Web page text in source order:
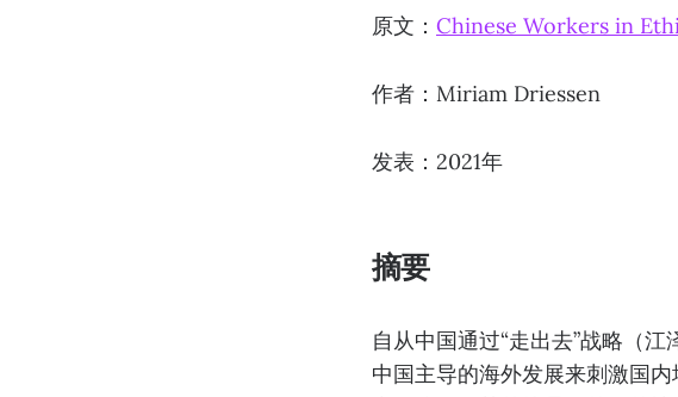
原文： Chinese Workers in
作者：Miriam Driessen
发表：2021年
摘要
自从中国通过“走出去”战略（
中国主导的海外发展来刺激国